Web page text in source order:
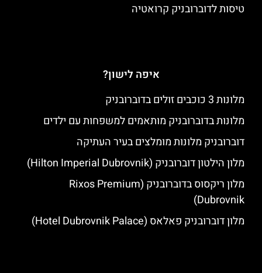
טיסות לדוברובניק קרואטיה
איפה לישון?
מלונות 3 כוכבים זולים בדוברובניק
מלונות בדוברובניק מותאמים למשפחות עם ילדים
דוברובניק מלונות מומלצים בעיר העתיקה
מלון הילטון דוברובניק (Hilton Imperial Dubrovnik)
מלון ריקסוס בדוברובניק (Rixos Premium
Dubrovnik)
מלון דוברובניק פאלאס (Hotel Dubrovnik Palace)